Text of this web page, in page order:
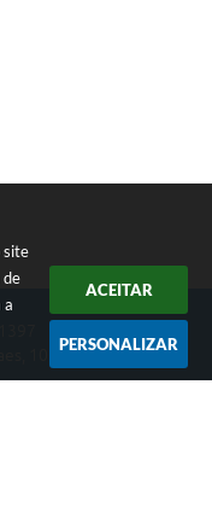
site
de
a
ACEITAR
PERSONALIZAR
1060 - Centro | CEP: